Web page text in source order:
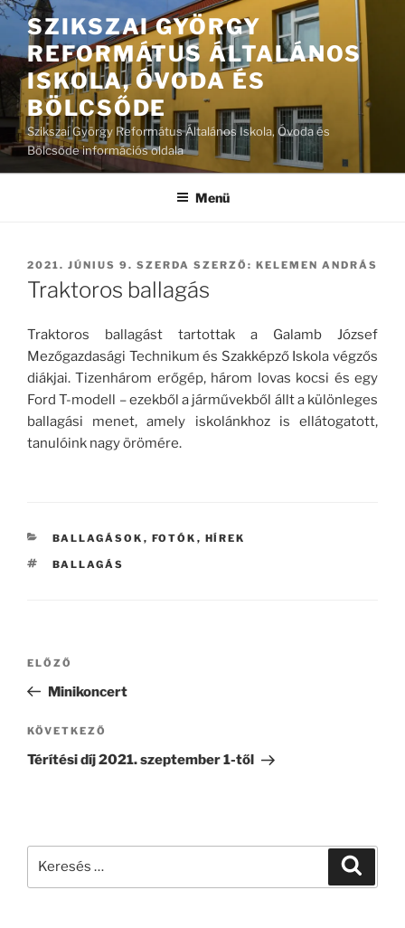
Tartalomhoz
SZIKSZAI GYÖRGY
REFORMÁTUS ÁLTALÁNOS
ISKOLA, ÓVODA ÉS
BÖLCSŐDE
Szikszai György Református Általános Iskola, Óvoda és
Bölcsőde információs oldala
Menü
BEKÜLDVE:
2021. JÚNIUS 9. SZERDA SZERZŐ: KELEMEN ANDRÁS
Traktoros ballagás
Traktoros ballagást tartottak a Galamb József
Mezőgazdasági Technikum és Szakképző Iskola végzős
diákjai. Tizenhárom erőgép, há­­rom lovas kocsi és egy
Ford T-modell – ezekből a járművekből állt a különleges
ballagási menet, amely iskolánkhoz is ellátogatott,
tanulóink nagy örömére.
KATEGÓRIÁK
BALLAGÁSOK , FOTÓK , HÍREK
CÍMKÉK
BALLAGÁS
Bejegyzés
Korábbi
bejegyzés
ELŐZŐ
Minikoncert
Következő
bejegyzés
KÖVETKEZŐ
Térítési díj 2021. szeptember 1-től